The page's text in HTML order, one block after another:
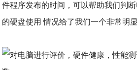
件程序发布的时间，可以帮助我们判
的硬盘使用 情况给了我们一个非常明